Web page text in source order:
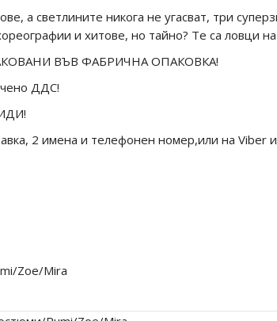
а светлините никога не угасват, три
и хитове, но тайно? Те са ловци
ВЪВ ФАБРИЧНА ОПАКОВКА!
ДДС!
2 имена и телефонен номер,или на Viber
Zoe/Mira